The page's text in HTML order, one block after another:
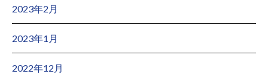
2023年2月
2023年1月
2022年12月